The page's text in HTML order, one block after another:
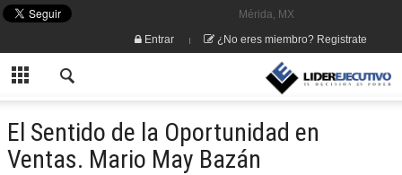
Mérida, MX
Entrar
¿No eres miembro? Registrate
El Sentido de la Oportunidad en
Ventas. Mario May Bazán